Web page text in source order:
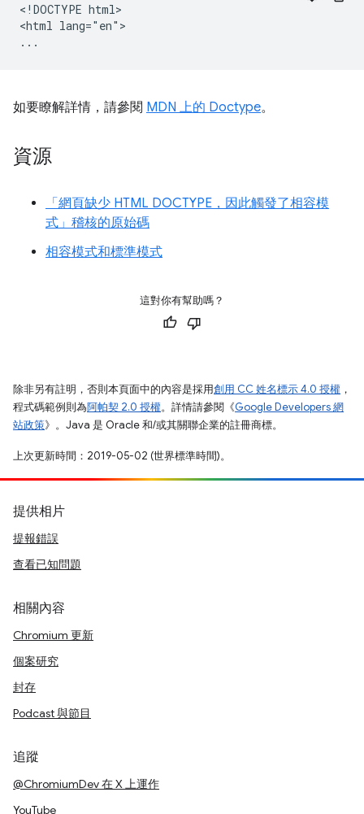
<!DOCTYPE html>
<html lang="en">
如要瞭解詳情，請參閱 MDN 上的 Doctype。
資源
「網頁缺少 HTML DOCTYPE，因此觸發了相容模
式」稽核的原始碼
相容模式和標準模式
這對你有幫助嗎？
除非另有註明，否則本頁面中的內容是採用創用 CC 姓名標示 4.0 授權 ，
程式碼範例則為阿帕契 2.0 授權。詳情請參閱《Google Developers 網
站政策》。Java 是 Oracle 和/或其關聯企業的註冊商標。
上次更新時間：2019-05-02 (世界標準時間)。
提供相片
提報錯誤
查看已知問題
相關內容
Chromium 更新
個案研究
封存
Podcast 與節目
追蹤
@ChromiumDev 在 X 上運作
YouTube